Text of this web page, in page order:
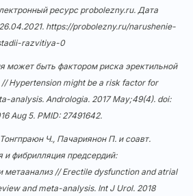
ресурс probolezny.ru. Дата
https://probolezny.ru/narushenie-
razvitiya-0
может быть фактором риска эректильной
Hypertension might be a risk factor for
analysis. Andrologia. 2017 May;49(4). doi:
Aug 5. PMID: 27491642.
Ч., Пачариянон П. и соавт.
и фибрилляция предсердий:
метаанализ // Erectile dysfunction and atrial
and meta-analysis. Int J Urol. 2018